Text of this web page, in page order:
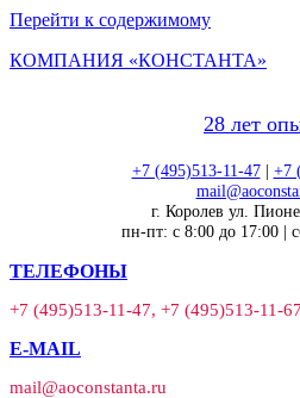
Перейти к содержимому
КОМПАНИЯ «КОНСТАНТА»
28 лет
+7 (495)513-11-47| +7
г. Королев ул.
пн-пт: с 8:00 до 17:00 |
ТЕЛЕФОНЫ
+7 (495)513-11-47, +7 (495)513-11-67
E-MAIL
mail@aoconstanta.ru